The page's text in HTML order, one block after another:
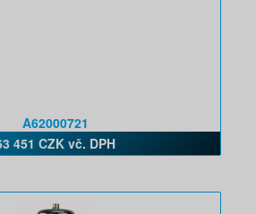
A62000721
451 CZK vč. DPH